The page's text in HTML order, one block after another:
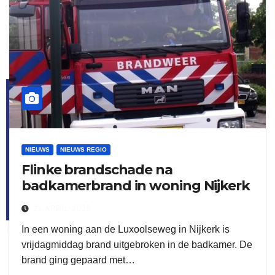
kleijer
flitsmeister
ook adverteren
NIEUWS NIEUWS REGIO
Flinke brandschade na
badkamerbrand in woning Nijkerk
In een woning aan de Luxoolseweg in Nijkerk is
vrijdagmiddag brand uitgebroken in de badkamer. De
brand ging gepaard met…